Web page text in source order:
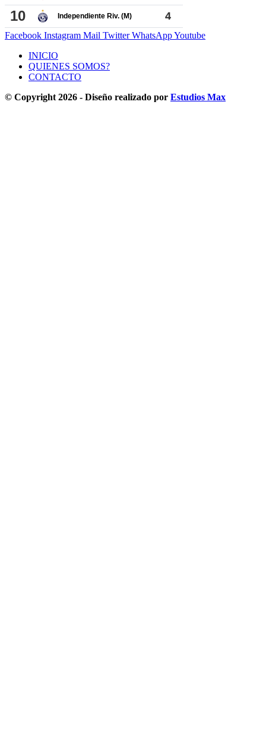
Facebook Instagram Mail Twitter WhatsAppYoutube
INICIO
QUIENES SOMOS?
CONTACTO
© Copyright 2026 - Diseño realizado por Estudios Max